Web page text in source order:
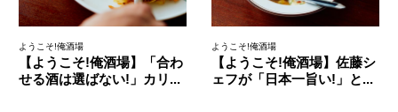
ようこそ!俺酒場
【ようこそ!俺酒場】「合わ
せる酒は選ばない!」カリ...
ようこそ!俺酒場
【ようこそ!俺酒場】佐藤シ
ェフが「日本一旨い!」と...